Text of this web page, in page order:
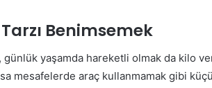
Benimsemek
yaşamda hareketli olmak da kilo
mesafelerde araç kullanmamak gibi